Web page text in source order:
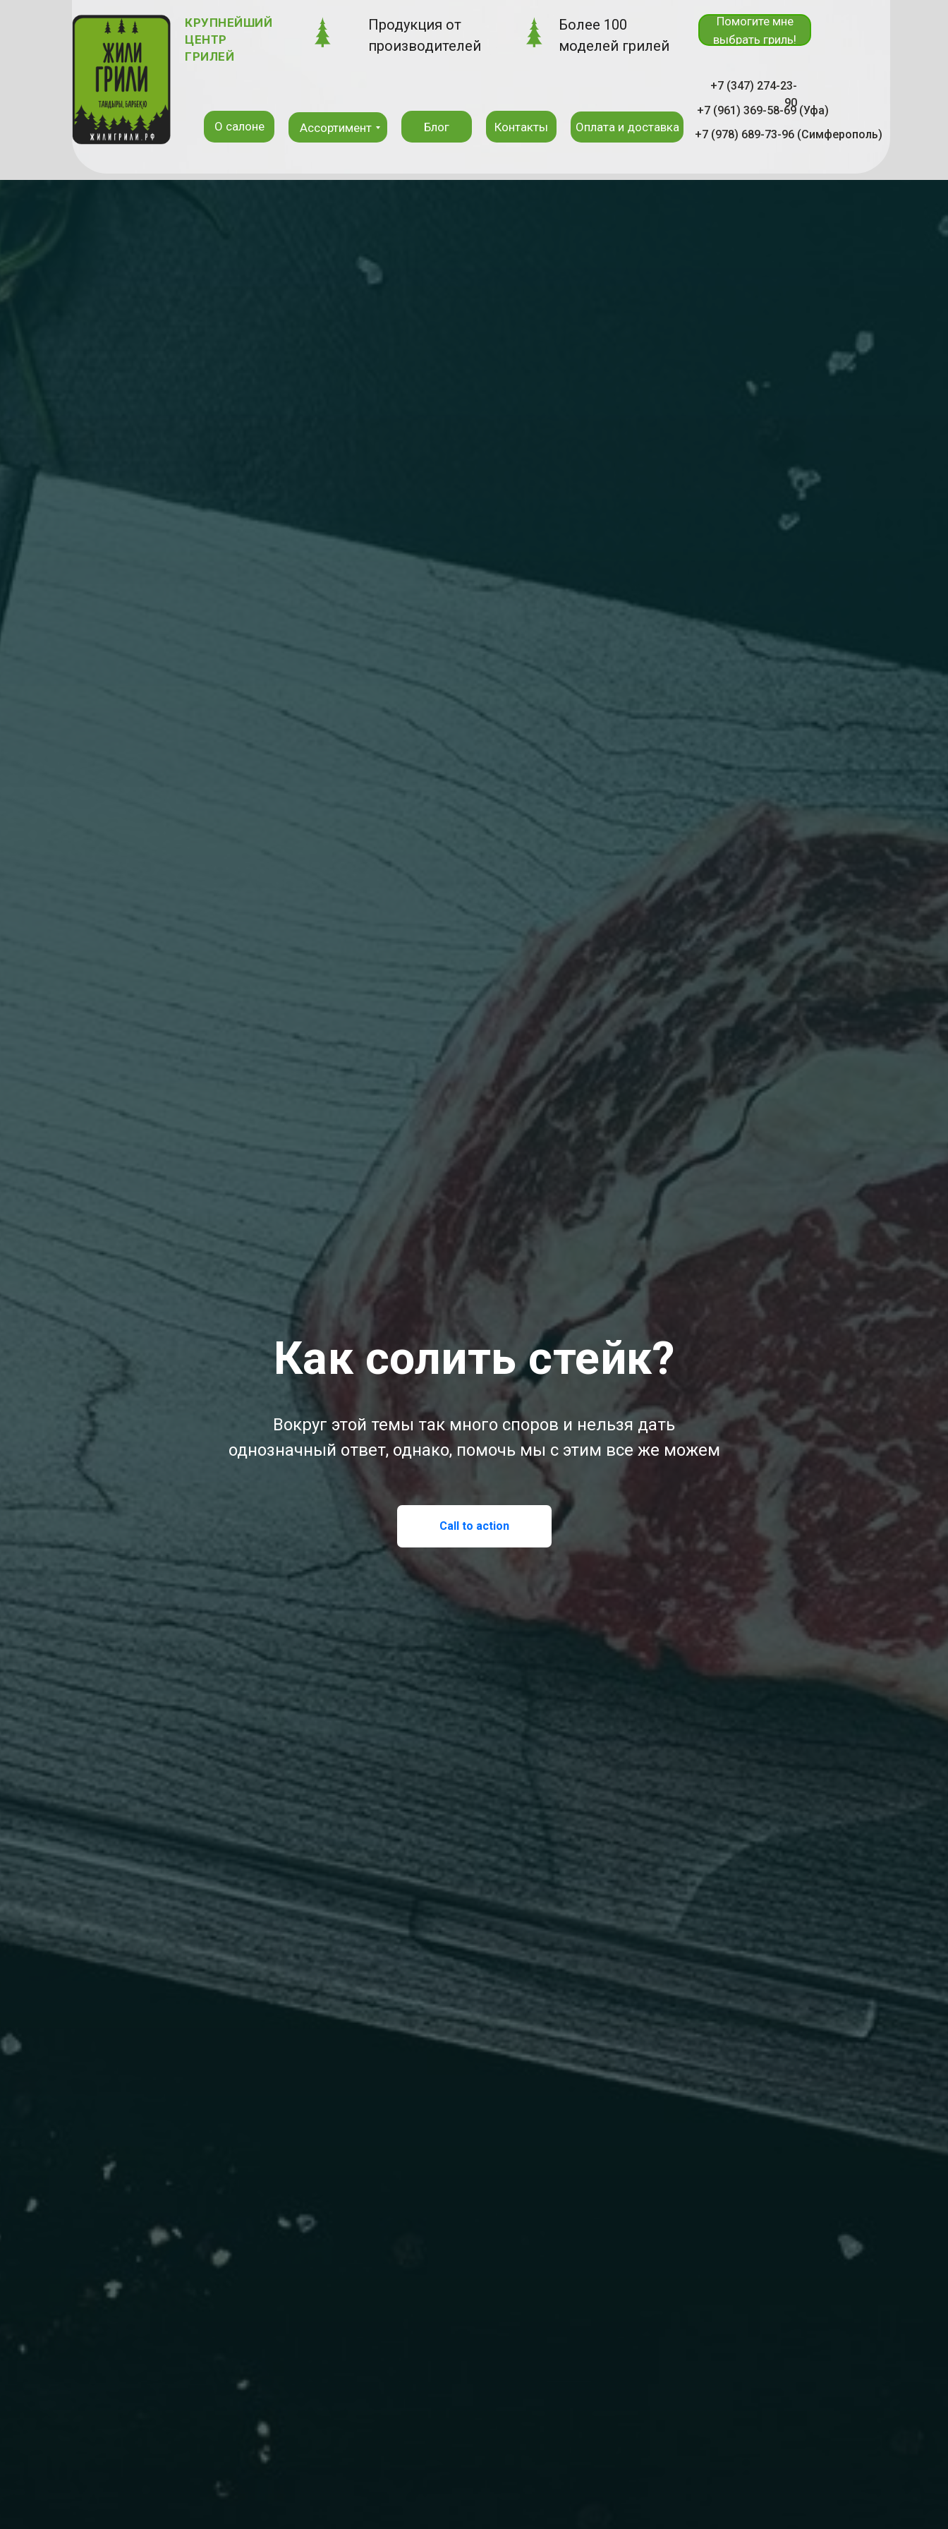
+7 (347) 274-23-
90
Помогите мне
выбрать гриль!
КРУПНЕЙШИЙ
ЦЕНТР
ГРИЛЕЙ
+7 (978) 689-73-96 (Симферополь)
Ассортимент Контакты
Блог
О салоне
+7 (961) 369-58-69 (Уфа)
Продукция от
производителей
Оплата и доставка
Более 100
моделей грилей
Как солить стейк?
Вокруг этой темы так много споров и нельзя дать
однозначный ответ, однако, помочь мы с этим все же можем
Call to action